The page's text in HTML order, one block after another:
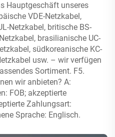
Hauptgeschäft unseres
VDE-Netzkabel,
Netzkabel, britische BS-
brasilianische UC-
südkoreanische KC-
usw. – wir verfügen
Sortiment. F5.
wir anbieten? A:
FOB; akzeptierte
Zahlungsart:
Sprache: Englisch.